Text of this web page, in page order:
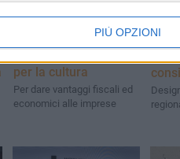
PIÙ OPZIONI
per la cultura
Per dare vantaggi fiscali ed
economici alle imprese